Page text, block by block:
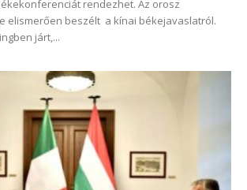
rendezhet. Az orosz
elismerően beszélt a kínai békejavaslatról.
járt,...